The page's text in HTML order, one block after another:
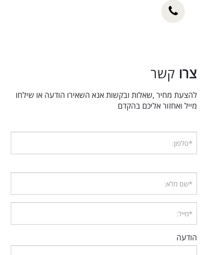
צרו קשר
להצעת מחיר ,שאלות ובקשות אנא השאירו הודעה או שילחו
מייל ואחזור אליכם בהקדם
הודעה